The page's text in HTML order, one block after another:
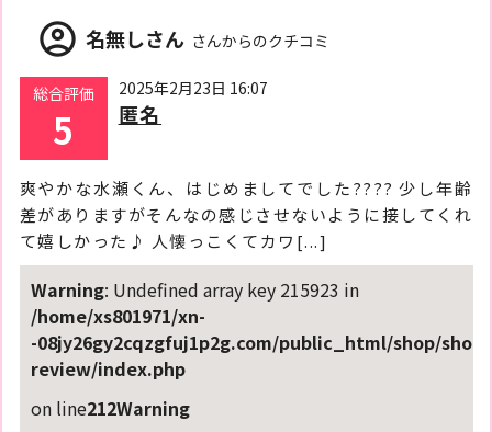
account_circle 名無しさん さんからのクチコミ
総合評価
5
2025年2月23日 16:07
匿名
爽やかな水瀬くん、はじめましてでした???? 少し年齢
差がありますがそんなの感じさせないように接してくれ
て嬉しかった♪ 人懐っこくてカワ[...]
Warning: Undefined array key 215923 in
/home/xs801971/xn-
-08jy26gy2cqzgfuj1p2g.com/public_html/shop/shop-
review/index.php
on line212Warning